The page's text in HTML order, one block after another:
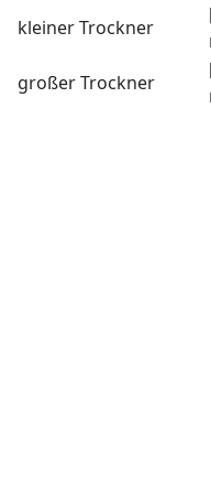
kleiner Trockner
großer Trockner